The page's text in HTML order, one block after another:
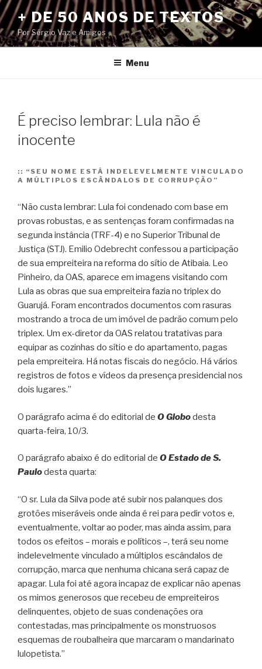
Pular
para
o
conteúdo
+ DE 50 ANOS DE TEXTOS
Por Sérgio Vaz e Amigos
Menu
É preciso lembrar: Lula não é
inocente
:: “SEU NOME ESTÁ INDELEVELMENTE VINCULADO
A MÚLTIPLOS ESCÂNDALOS DE CORRUPÇÃO”
“Não custa lembrar: Lula foi condenado com base em
provas robustas, e as sentenças foram confirmadas na
segunda instância (TRF-4) e no Superior Tribunal de
Justiça (STJ). Emilio Odebrecht confessou a participação
de sua empreiteira na reforma do sítio de Atibaia. Leo
Pinheiro, da OAS, aparece em imagens visitando com
Lula as obras que sua empreiteira fazia no triplex do
Guarujá. Foram encontrados documentos com rasuras
mostrando a troca de um imóvel de padrão comum pelo
triplex. Um ex-diretor da OAS relatou tratativas para
equipar as cozinhas do sítio e do apartamento, pagas
pela empreiteira. Há notas fiscais do negócio. Há vários
registros de fotos e vídeos da presença presidencial nos
dois lugares.”
O parágrafo acima é do editorial de O Globodesta
quarta-feira, 10/3.
O parágrafo abaixo é do editorial de O Estado de S.
Paulodesta quarta:
“O sr. Lula da Silva pode até subir nos palanques dos
grotões miseráveis onde ainda é rei para pedir votos e,
eventualmente, voltar ao poder, mas ainda assim, para
todos os efeitos – morais e políticos –, terá seu nome
indelevelmente vinculado a múltiplos escândalos de
corrupção, marca que nenhuma chicana será capaz de
apagar. Lula foi até agora incapaz de explicar não apenas
os mimos generosos que recebeu de empreiteiros
delinquentes, objeto de suas condenações ora
contestadas, mas principalmente os monstruosos
esquemas de roubalheira que marcaram o mandarinato
lulopetista.”